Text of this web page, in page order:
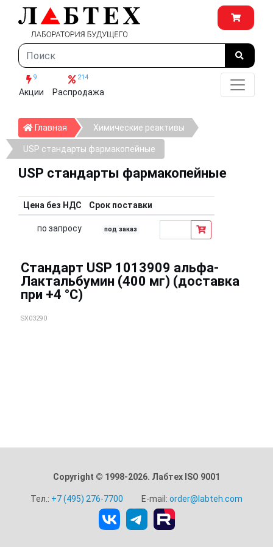
9
Акции
214
Распродажа
Главная ГлавнаяХимические реактивы
USP стандарты фармакопейные
USP стандарты фармакопейные
Цена без НДС Срок поставки
по запросу под заказ
Стандарт USP 1013909 альфа-
Лактальбумин (400 мг) (доставка
при +4 °C)
SX03290
Copyright © 1998-2026. Лабтех ISO 9001
Тел.: +7 (495) 276-7700 E-mail: order@labteh.com